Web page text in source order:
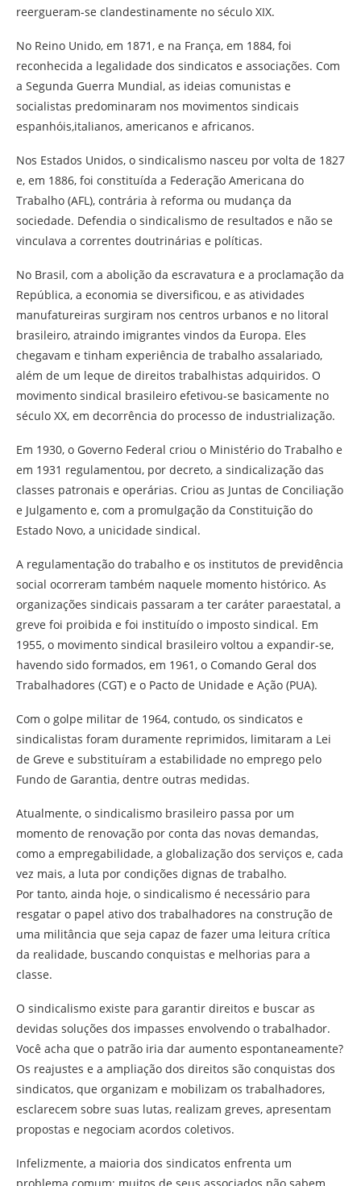
reergueram-se clandestinamente no século XIX.
No Reino Unido, em 1871, e na França, em 1884, foi
reconhecida a legalidade dos sindicatos e associações. Com
a Segunda Guerra Mundial, as ideias comunistas e
socialistas predominaram nos movimentos sindicais
espanhóis,italianos, americanos e africanos.
Nos Estados Unidos, o sindicalismo nasceu por volta de 1827
e, em 1886, foi constituída a Federação Americana do
Trabalho (AFL), contrária à reforma ou mudança da
sociedade. Defendia o sindicalismo de resultados e não se
vinculava a correntes doutrinárias e políticas.
No Brasil, com a abolição da escravatura e a proclamação da
República, a economia se diversificou, e as atividades
manufatureiras surgiram nos centros urbanos e no litoral
brasileiro, atraindo imigrantes vindos da Europa. Eles
chegavam e tinham experiência de trabalho assalariado,
além de um leque de direitos trabalhistas adquiridos. O
movimento sindical brasileiro efetivou-se basicamente no
século XX, em decorrência do processo de industrialização.
Em 1930, o Governo Federal criou o Ministério do Trabalho e
em 1931 regulamentou, por decreto, a sindicalização das
classes patronais e operárias. Criou as Juntas de Conciliação
e Julgamento e, com a promulgação da Constituição do
Estado Novo, a unicidade sindical.
A regulamentação do trabalho e os institutos de previdência
social ocorreram também naquele momento histórico. As
organizações sindicais passaram a ter caráter paraestatal, a
greve foi proibida e foi instituído o imposto sindical. Em
1955, o movimento sindical brasileiro voltou a expandir-se,
havendo sido formados, em 1961, o Comando Geral dos
Trabalhadores (CGT) e o Pacto de Unidade e Ação (PUA).
Com o golpe militar de 1964, contudo, os sindicatos e
sindicalistas foram duramente reprimidos, limitaram a Lei
de Greve e substituíram a estabilidade no emprego pelo
Fundo de Garantia, dentre outras medidas.
Atualmente, o sindicalismo brasileiro passa por um
momento de renovação por conta das novas demandas,
como a empregabilidade, a globalização dos serviços e, cada
vez mais, a luta por condições dignas de trabalho.
Por tanto, ainda hoje, o sindicalismo é necessário para
resgatar o papel ativo dos trabalhadores na construção de
uma militância que seja capaz de fazer uma leitura crítica
da realidade, buscando conquistas e melhorias para a
classe.
O sindicalismo existe para garantir direitos e buscar as
devidas soluções dos impasses envolvendo o trabalhador.
Você acha que o patrão iria dar aumento espontaneamente?
Os reajustes e a ampliação dos direitos são conquistas dos
sindicatos, que organizam e mobilizam os trabalhadores,
esclarecem sobre suas lutas, realizam greves, apresentam
propostas e negociam acordos coletivos.
Infelizmente, a maioria dos sindicatos enfrenta um